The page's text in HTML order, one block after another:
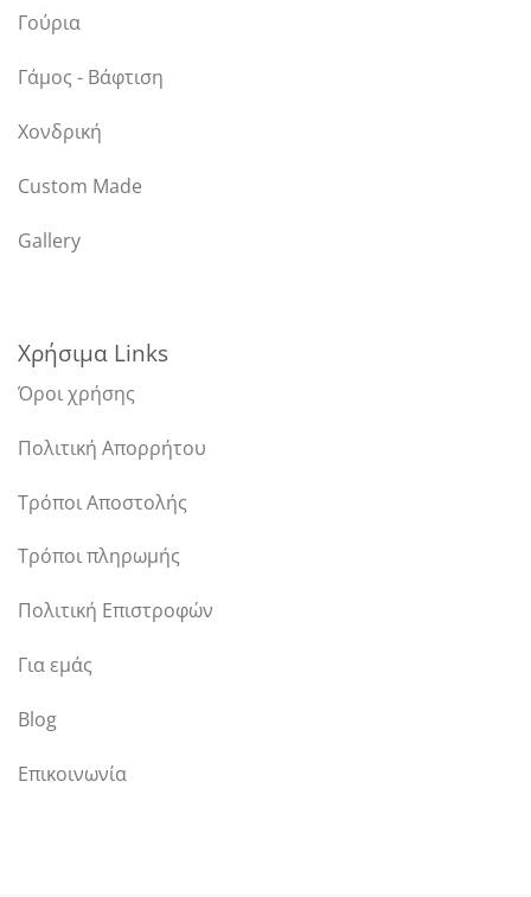
Γούρια
Γάμος - Βάφτιση
Χονδρική
Custom Made
Gallery
Χρήσιμα Links
Όροι χρήσης
Πολιτική Απορρήτου
Τρόποι Αποστολής
Τρόποι πληρωμής
Πολιτική Επιστροφών
Για εμάς
Blog
Επικοινωνία